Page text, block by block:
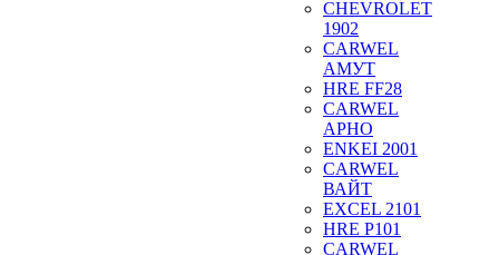
CHEVROLET
1902
CARWEL
АМУТ
HRE FF28
CARWEL
АРНО
ENKEI 2001
CARWEL
ВАЙТ
EXCEL 2101
HRE P101
CARWEL